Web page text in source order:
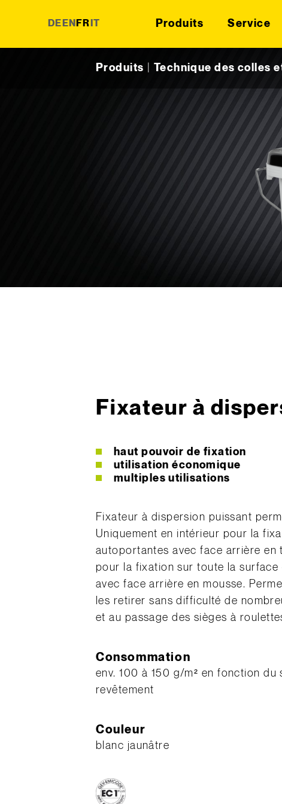
DE EN FR IT Produits Service
Produits Technique des colles
Fixateur à
haut pouvoir de fixation
utilisation économique
multiples utilisations
Fixateur à dispersion puissant
Uniquement en intérieur pour la
autoportantes avec face arrière en
pour la fixation sur toute la surface
avec face arrière en mousse.
les retirer sans difficulté de
et au passage des sièges à
Consommation
env. 100 à 150 g/m² en fonction
revêtement
Couleur
blanc jaunâtre